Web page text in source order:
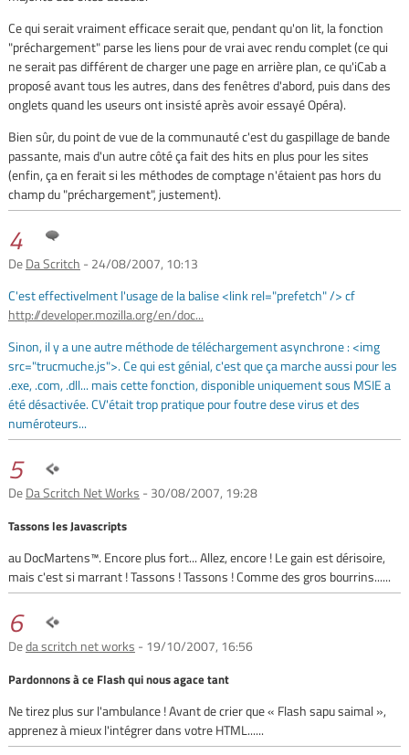
Ce qui serait vraiment efficace serait que, pendant qu'on lit, la fonction
"préchargement" parse les liens pour de vrai avec rendu complet (ce qui
ne serait pas différent de charger une page en arrière plan, ce qu'iCab a
proposé avant tous les autres, dans des fenêtres d'abord, puis dans des
onglets quand les useurs ont insisté après avoir essayé Opéra).
Bien sûr, du point de vue de la communauté c'est du gaspillage de bande
passante, mais d'un autre côté ça fait des hits en plus pour les sites
(enfin, ça en ferait si les méthodes de comptage n'étaient pas hors du
champ du "préchargement", justement).
4
DeDa Scritch - 24/08/2007, 10:13
C'est effectivelment l'usage de la balise <link rel="prefetch" /> cf
http://developer.mozilla.org/en/doc...
Sinon, il y a une autre méthode de téléchargement asynchrone : <img
src="trucmuche.js">. Ce qui est génial, c'est que ça marche aussi pour les
.exe, .com, .dll... mais cette fonction, disponible uniquement sous MSIE a
été désactivée. CV'était trop pratique pour foutre dese virus et des
numéroteurs...
5
DeDa Scritch Net Works - 30/08/2007, 19:28
Tassons les Javascripts
au DocMartens™. Encore plus fort... Allez, encore ! Le gain est dérisoire,
mais c'est si marrant ! Tassons ! Tassons ! Comme des gros bourrins......
6
Deda scritch net works - 19/10/2007, 16:56
Pardonnons à ce Flash qui nous agace tant
Ne tirez plus sur l'ambulance ! Avant de crier que « Flash sapu saimal »,
apprenez à mieux l'intégrer dans votre HTML......